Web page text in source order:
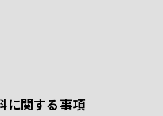
に関する事項